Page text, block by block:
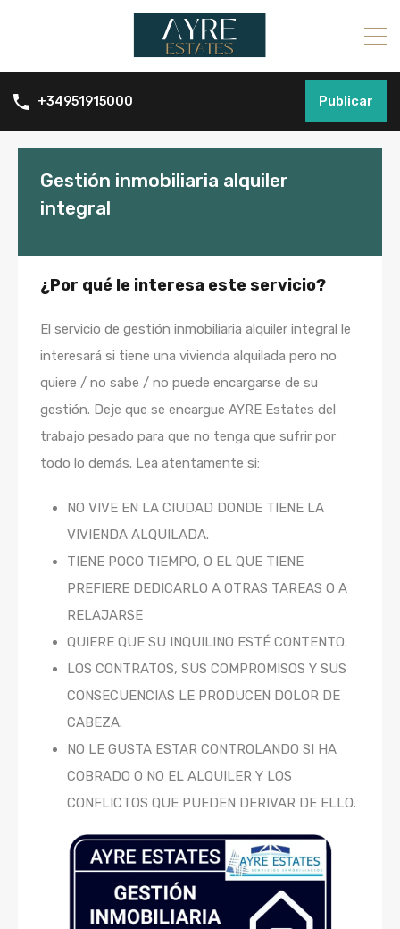
+34951915000 Publicar
Gestión inmobiliaria alquiler
integral
¿Por qué le interesa este servicio?
El servicio de gestión inmobiliaria alquiler integral le
interesará si tiene una vivienda alquilada pero no
quiere / no sabe / no puede encargarse de su
gestión. Deje que se encargue AYRE Estates del
trabajo pesado para que no tenga que sufrir por
todo lo demás. Lea atentamente si:
NO VIVE EN LA CIUDAD DONDE TIENE LA
VIVIENDA ALQUILADA.
TIENE POCO TIEMPO, O EL QUE TIENE
PREFIERE DEDICARLO A OTRAS TAREAS O A
RELAJARSE
QUIERE QUE SU INQUILINO ESTÉ CONTENTO.
LOS CONTRATOS, SUS COMPROMISOS Y SUS
CONSECUENCIAS LE PRODUCEN DOLOR DE
CABEZA.
NO LE GUSTA ESTAR CONTROLANDO SI HA
COBRADO O NO EL ALQUILER Y LOS
CONFLICTOS QUE PUEDEN DERIVAR DE ELLO.